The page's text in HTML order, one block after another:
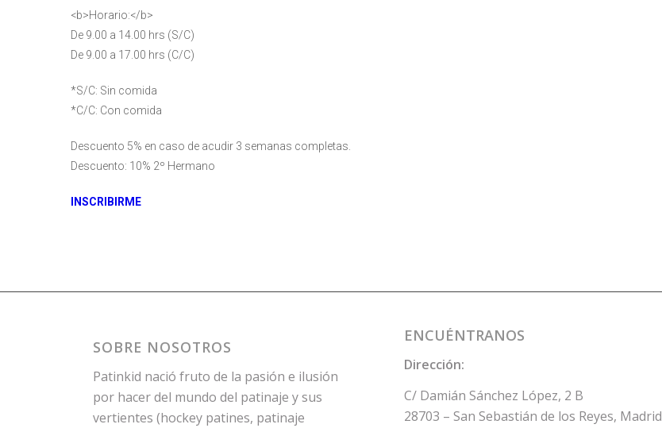
<b>Horario:</b>
De 9.00 a 14.00 hrs (S/C)
De 9.00 a 17.00 hrs (C/C)
*S/C: Sin comida
*C/C: Con comida
Descuento 5% en caso de acudir 3 semanas completas.
Descuento: 10% 2º Hermano
INSCRIBIRME
SOBRE NOSOTROS
Patinkid nació fruto de la pasión e ilusión
por hacer del mundo del patinaje y sus
vertientes (hockey patines, patinaje
ENCUÉNTRANOS
Dirección:
C/ Damián Sánchez López, 2 B
28703 – San Sebastián de los Reyes, Madrid